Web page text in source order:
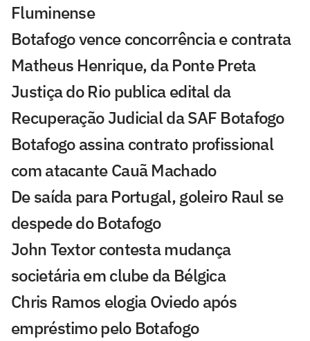
Fluminense
Botafogo vence concorrência e contrata
Matheus Henrique, da Ponte Preta
Justiça do Rio publica edital da
Recuperação Judicial da SAF Botafogo
Botafogo assina contrato profissional
com atacante Cauã Machado
De saída para Portugal, goleiro Raul se
despede do Botafogo
John Textor contesta mudança
societária em clube da Bélgica
Chris Ramos elogia Oviedo após
empréstimo pelo Botafogo